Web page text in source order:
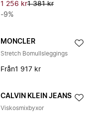
1 256 kr1 381 kr
-9%
MONCLER
Stretch Bomullsleggings
Från1 917 kr
CALVIN KLEIN JEANS
Viskosmixbyxor